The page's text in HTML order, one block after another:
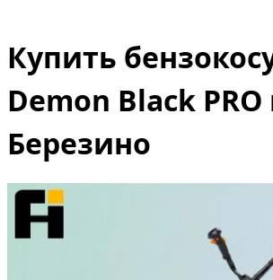
Купить
Demon Black PRO
Березино